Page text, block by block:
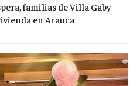
familias de Villa Gaby
en Arauca